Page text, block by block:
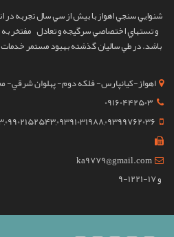
شنوايي سنجي اهوازبا بيش از سي سال تجربه در
و تستهاي اختصاصي سرگيجه و تعادل مفتخر به
باشد. در طي ساليان گذشته بهبود مستمر
09160442503
ka9779@gmail.com